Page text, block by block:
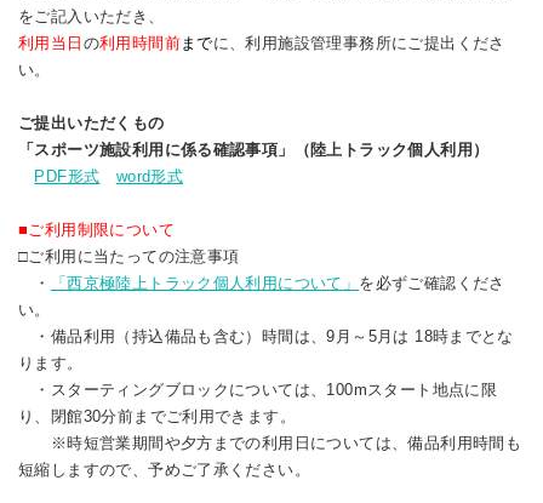
をご記入いただき、
利用当日 の利用時間前までに、利用施設管理事務所にご提出くださ
い。
ご提出いただくもの
「スポーツ施設利用に係る確認事項」（陸上トラック個人利用）
PDF形式
word形式
■ご利用制限について
□ご利用に当たっての注意事項
・
「西京極陸上トラック個人利用について」 を必ずご確認くださ
い。
・備品利用（持込備品も含む ）時間は、9月～5月は 18時までとな
ります。
・スターティングブロックについては、100mスタート地点に限
り、閉館30分前までご利用できます。
※時短営業期間や夕方までの利用日については、備品利用時間も
短縮しますので、予めご了承ください。